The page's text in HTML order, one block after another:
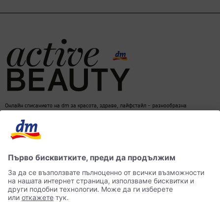
Онлайн списанието на dm за красота, здраве, лайфстайл – разнообразна